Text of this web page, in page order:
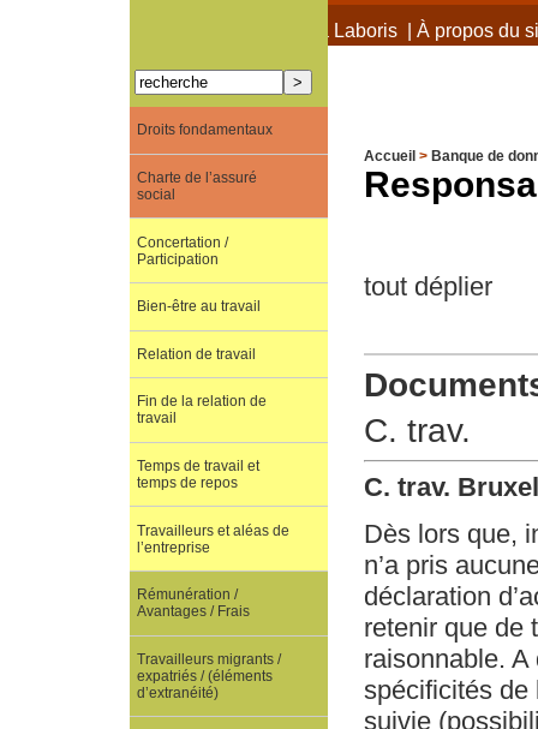
À propos de Terra Laboris| À propos du
Accueil > Banque de
tout déplier
C. trav.
C. trav.
Dès lors que,
n’a pris
déclaration
retenir que de
raisonnable.
spécificités de
suivie
Droits fondamentaux
Charte de l’assuré
social
Concertation /
Participation
Bien-être au travail
Relation de travail
Fin de la relation de
travail
Temps de travail et
temps de repos
Travailleurs et aléas de
l’entreprise
Rémunération /
Avantages / Frais
Travailleurs migrants /
expatriés / (éléments
d’extranéité)